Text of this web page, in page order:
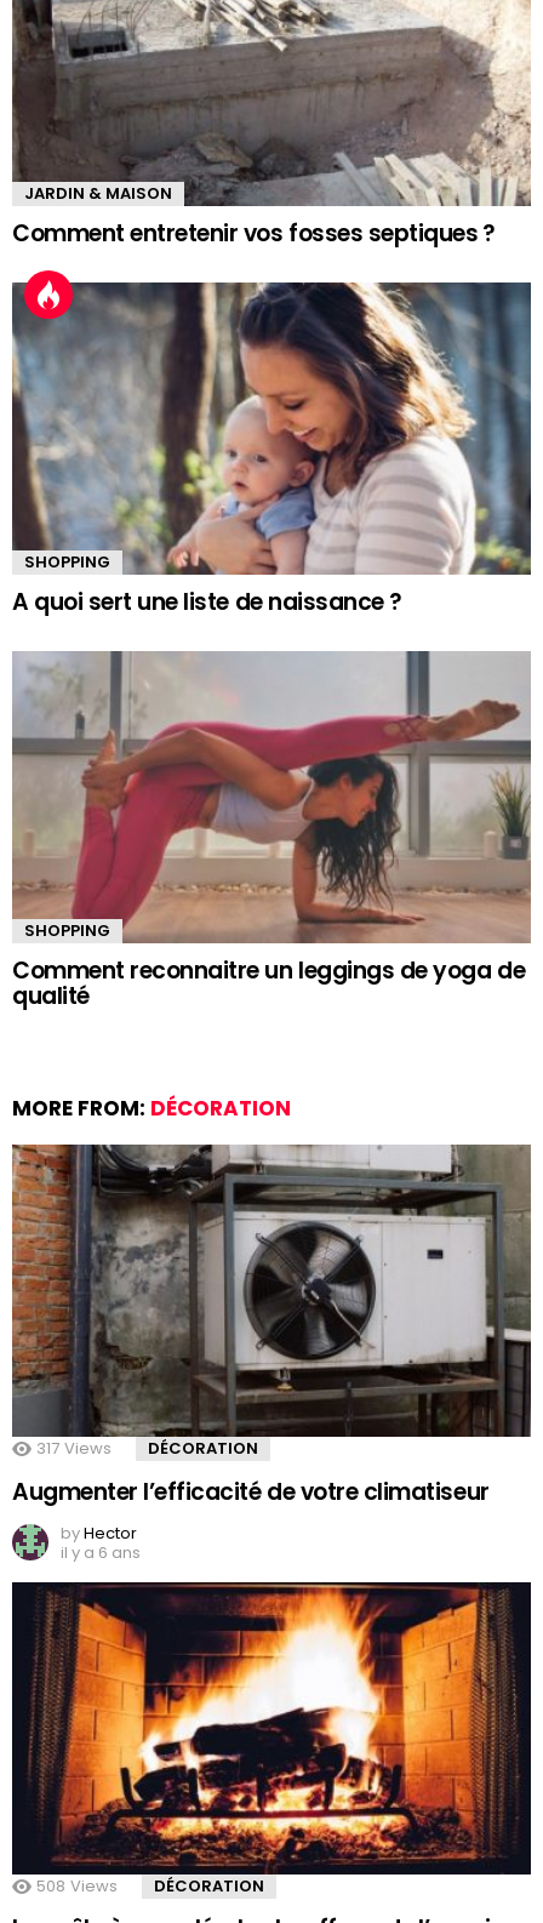
JARDIN & MAISON
Comment entretenir vos fosses septiques ?
SHOPPING
A quoi sert une liste de naissance ?
SHOPPING
Comment reconnaitre un leggings de yoga de
qualité
MORE FROM: DÉCORATION
317 Views DÉCORATION
Augmenter l’efficacité de votre climatiseur
byHector
il y a 6 ans
508 Views DÉCORATION